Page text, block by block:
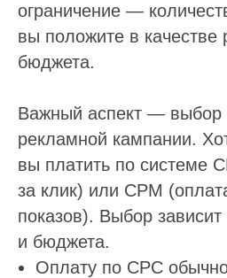
ограничение —
вы положите в качестве
бюджета.
Важный аспект — выбор
рекламной кампании.
вы платить по системе
за клик) или CPM
показов). Выбор
и бюджета.
Оплату по CPC